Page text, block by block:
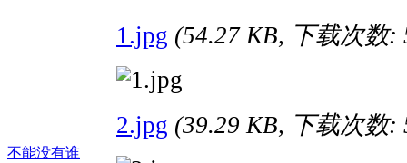
不能没有谁
1.jpg (54.27 KB, 下载次数:
2.jpg (39.29 KB, 下载次数: